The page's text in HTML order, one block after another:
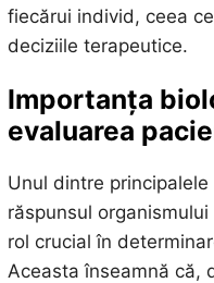
fiecărui individ, ceea
deciziile terapeutice.
Importanța
evaluarea
Unul dintre
răspunsul
rol crucial în
Aceasta înseamnă că,